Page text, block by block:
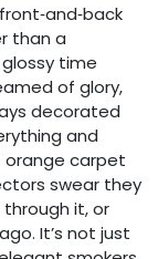
than a
time
of glory,
decorated
and
orange carpet
swear they
it, or
It’s not just